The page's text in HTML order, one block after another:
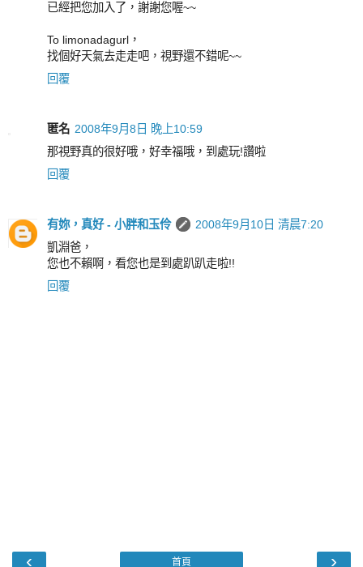
已經把您加入了，謝謝您喔~~
To limonadagurl，
找個好天氣去走走吧，視野還不錯呢~~
回覆
匿名 2008年9月8日 晚上10:59
那視野真的很好哦，好幸福哦，到處玩!讚啦
回覆
有妳，真好 - 小胖和玉伶
2008年9月10日 清晨7:20
凱淵爸，
您也不賴啊，看您也是到處趴趴走啦!!
回覆
‹ ›
首頁